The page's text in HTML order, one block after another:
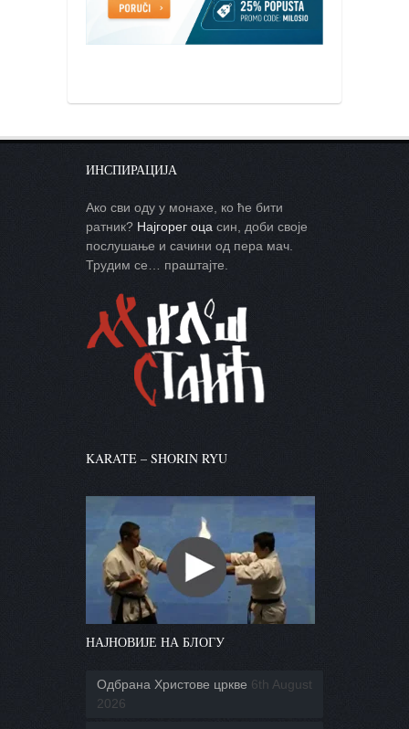
ИНСПИРАЦИЈА
Ако сви оду у монахе, ко ће бити
ратник? Најгорег оца син, доби своје
послушање и сачини од пера мач.
Трудим се… праштајте.
KARATE – SHORIN RYU
НАЈНОВИЈЕ НА БЛОГУ
Одбрана Христове цркве 6th August
2026